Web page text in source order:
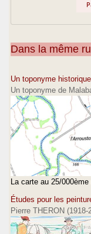
Dans la même
Un toponyme
Un toponyme de
La carte au 25/
Études pour les
Pierre THERON (1918-